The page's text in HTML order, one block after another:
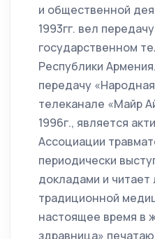
и общественной
1993гг. вел
государственном
Республики
передачу
телеканале «Майр
1996г., является
Ассоциации
периодически
докладами и читает
традиционной
настоящее время в
здравница»